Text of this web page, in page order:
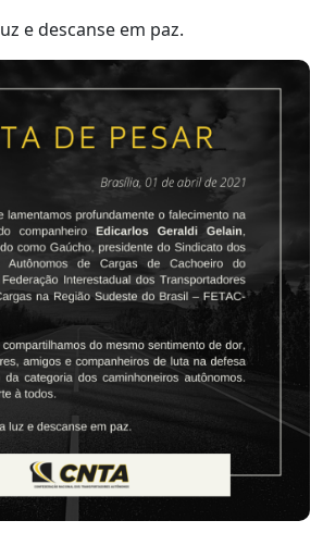
e descanse em paz.